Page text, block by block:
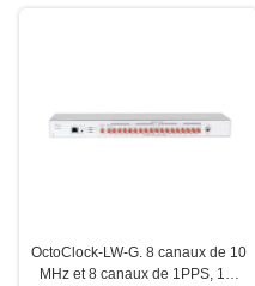
OctoClock-LW-G. 8 canaux de 10
MHz et 8 canaux de 1PPS, 1U,